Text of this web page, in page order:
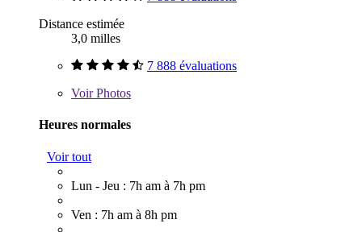
Distance estimée
3,0 milles
7 888 évaluations
VoirPhotos
Heures normales
Voir tout
Lun - Jeu : 7h am à 7h pm
Ven : 7h am à 8h pm